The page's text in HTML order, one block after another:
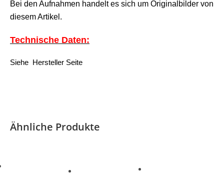
Bei den Aufnahmen handelt es sich um Originalbilder von
diesem Artikel.
Technische Daten:
Siehe Hersteller Seite
Ähnliche Produkte